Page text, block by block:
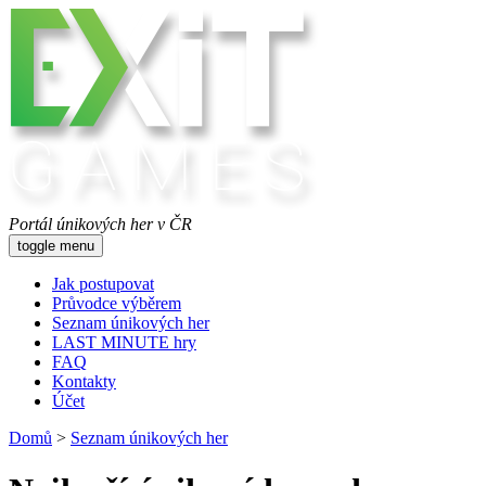
Portál únikových her v ČR
toggle menu
Jak postupovat
Průvodce výběrem
Seznam únikových her
LAST MINUTE hry
FAQ
Kontakty
Účet
Domů > Seznam únikových her